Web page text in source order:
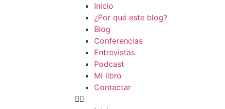
Inicio
¿Por qué este blog?
Blog
Conferencias
Entrevistas
Podcast
Mi libro
Contactar